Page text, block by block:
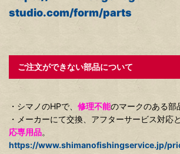
studio.com/form/parts
ご注文ができない部品について
・シマノのHPで、 修理不能のマークのある部
・メーカーにて交換、アフターサービス対応
応専用品。
https://www.shimanofishingservice.jp/